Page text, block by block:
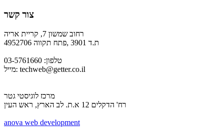
צור קשר
רחוב שמשון 7, קריית אריה
ת.ד 3901 ,פתח תקווה 4952706
טלפון: 03-5761660
מייל: techweb@getter.co.il
מרכז לוגיסטי גטר
רח' הדקלים 12 א.ת. לב הארץ, ראש העין
anova web development